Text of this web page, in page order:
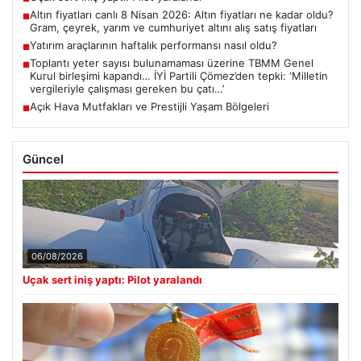
■Altın fiyatları canlı 8 Nisan 2026: Altın fiyatları ne kadar oldu?
Gram, çeyrek, yarım ve cumhuriyet altını alış satış fiyatları
■Yatırım araçlarının haftalık performansı nasıl oldu?
■Toplantı yeter sayısı bulunamaması üzerine TBMM Genel
Kurul birleşimi kapandı… İYİ Partili Çömez’den tepki: ‘Milletin
vergileriyle çalışması gereken bu çatı…’
■Açık Hava Mutfakları ve Prestijli Yaşam Bölgeleri
Güncel
06/08/2026
Uçak sert iniş yaptı: Pilot yaralandı